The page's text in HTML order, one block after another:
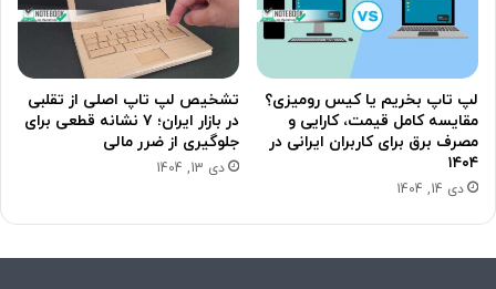
لپ تاپ بخریم یا کیس رومیزی؟
مقایسه کامل قیمت، کارایی و
مصرف برق برای کاربران ایرانی در
۱۴۰۴
دی 14, 1404
تشخیص لپ تاپ اصلی از تقلبی
در بازار ایران؛ ۷ نشانه قطعی برای
جلوگیری از ضرر مالی
دی 13, 1404